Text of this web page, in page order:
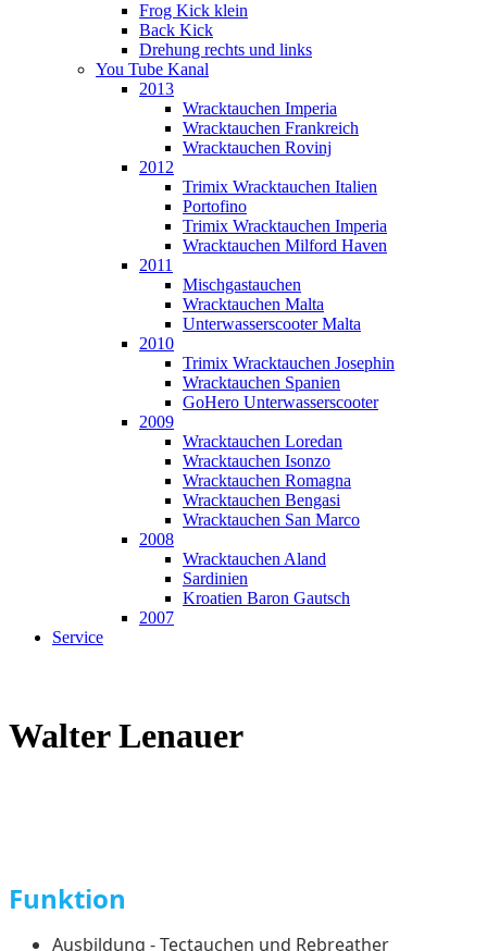
Frog Kick klein
Back Kick
Drehung rechts und links
You Tube Kanal
2013
Wracktauchen Imperia
Wracktauchen Frankreich
Wracktauchen Rovinj
2012
Trimix Wracktauchen Italien
Portofino
Trimix Wracktauchen Imperia
Wracktauchen Milford Haven
2011
Mischgastauchen
Wracktauchen Malta
Unterwasserscooter Malta
2010
Trimix Wracktauchen Josephin
Wracktauchen Spanien
GoHero Unterwasserscooter
2009
Wracktauchen Loredan
Wracktauchen Isonzo
Wracktauchen Romagna
Wracktauchen Bengasi
Wracktauchen San Marco
2008
Wracktauchen Aland
Sardinien
Kroatien Baron Gautsch
2007
Service
Walter Lenauer
Funktion
Ausbildung - Tectauchen und Rebreather